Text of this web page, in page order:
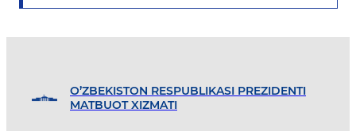
O’ZBEKISTON RESPUBLIKASI PREZIDENTI
MATBUOT XIZMATI